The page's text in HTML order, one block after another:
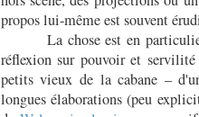
propos lui-même est souvent
La chose est en particulier
réflexion sur pouvoir et
petits vieux de la cabane –
longues élaborations (peu